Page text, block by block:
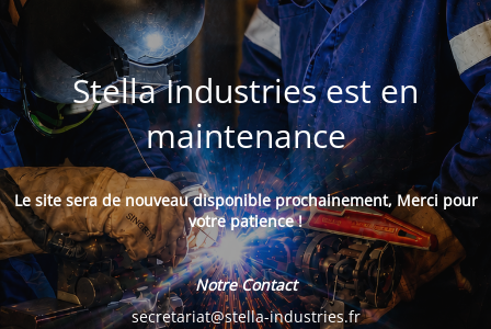
Stella Industries est en
maintenance
Le site sera de nouveau disponible prochainement, Merci pour
votre patience !
Notre Contact
secretariat@stella-industries.fr